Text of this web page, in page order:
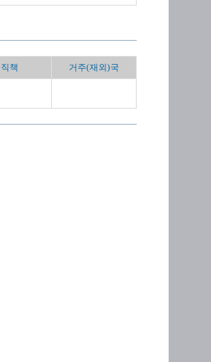
직책 거주(재외)국